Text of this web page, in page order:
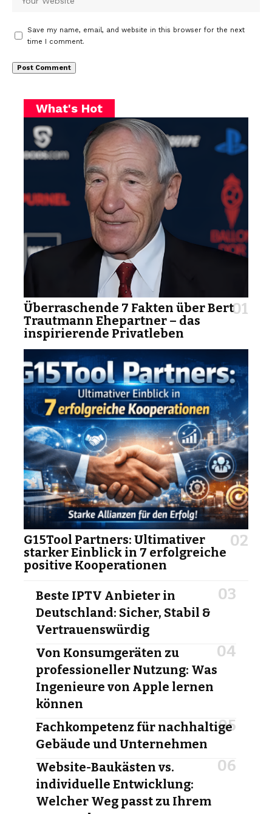
Save my name, email, and website in this browser for the next
time I comment.
What's Hot
Überraschende 7 Fakten über Bert
Trautmann Ehepartner – das
inspirierende Privatleben
G15Tool Partners: Ultimativer
starker Einblick in 7 erfolgreiche
positive Kooperationen
Beste IPTV Anbieter in
Deutschland: Sicher, Stabil &
Vertrauenswürdig
Von Konsumgeräten zu
professioneller Nutzung: Was
Ingenieure von Apple lernen
können
Fachkompetenz für nachhaltige
Gebäude und Unternehmen
Website-Baukästen vs.
individuelle Entwicklung:
Welcher Weg passt zu Ihrem